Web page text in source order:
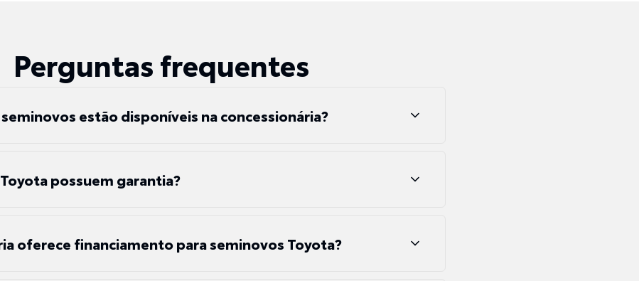
Perguntas frequentes
estão disponíveis na concessionária?
possuem garantia?
oferece financiamento para seminovos Toyota?